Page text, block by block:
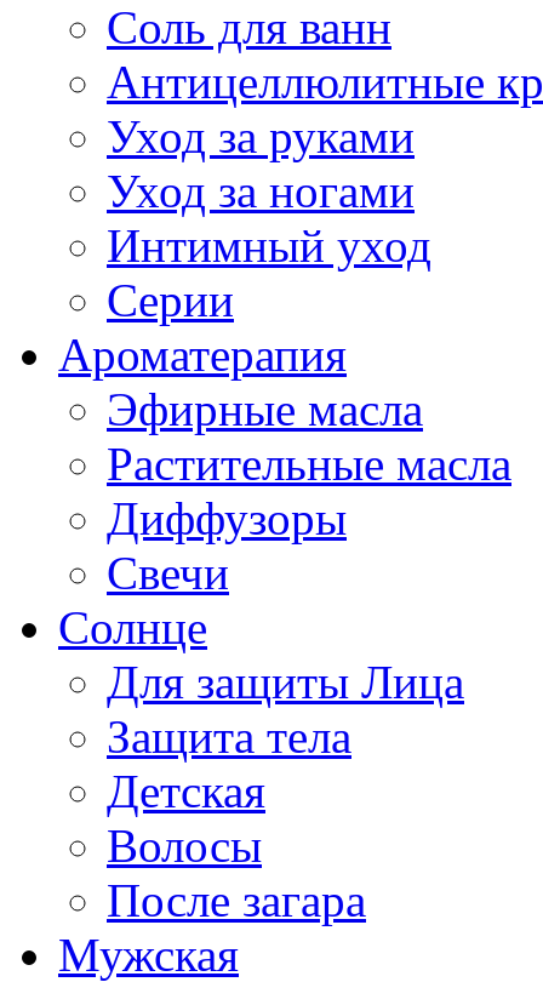
Соль для ванн
Антицеллюлитные
Уход за руками
Уход за ногами
Интимный уход
Серии
Ароматерапия
Эфирные масла
Растительные масла
Диффузоры
Свечи
Солнце
Для защиты Лица
Защита тела
Детская
Волосы
После загара
Мужская